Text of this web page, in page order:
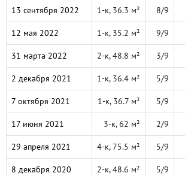
13 сентября 2022 1-к, 36.3 м² 8/9
12 мая 2022 1-к, 35.2 м² 9/9
31 марта 2022 2-к, 48.8 м² 3/9
2 декабря 2021 1-к, 36.4 м² 5/9
7 октября 2021 1-к, 36.7 м² 5/9
17 июня 2021 3-к, 62 м² 2/9
29 апреля 2021 4-к, 75.5 м² 5/9
8 декабря 2020 2-к, 48.6 м² 5/9